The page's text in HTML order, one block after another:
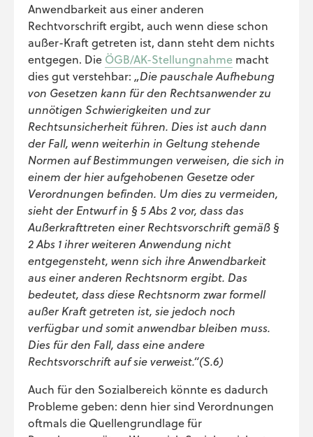
Anwendbarkeit aus einer anderen
Rechtvorschrift ergibt, auch wenn diese schon
außer-Kraft getreten ist, dann steht dem nichts
entgegen. Die ÖGB/AK-Stellungnahme macht
dies gut verstehbar: „Die pauschale Aufhebung
von Gesetzen kann für den Rechtsanwender zu
unnötigen Schwierigkeiten und zur
Rechtsunsicherheit führen. Dies ist auch dann
der Fall, wenn weiterhin in Geltung stehende
Normen auf Bestimmungen verweisen, die sich in
einem der hier aufgehobenen Gesetze oder
Verordnungen befinden. Um dies zu vermeiden,
sieht der Entwurf in § 5 Abs 2 vor, dass das
Außerkrafttreten einer Rechtsvorschrift gemäß §
2 Abs 1 ihrer weiteren Anwendung nicht
entgegensteht, wenn sich ihre Anwendbarkeit
aus einer anderen Rechtsnorm ergibt. Das
bedeutet, dass diese Rechtsnorm zwar formell
außer Kraft getreten ist, sie jedoch noch
verfügbar und somit anwendbar bleiben muss.
Dies für den Fall, dass eine andere
Rechtsvorschrift auf sie verweist.“(S.6)
Auch für den Sozialbereich könnte es dadurch
Probleme geben: denn hier sind Verordnungen
oftmals die Quellengrundlage für